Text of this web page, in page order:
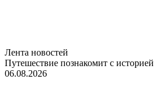
Лента новостей
Путешествие познакомит с
06.08.2026